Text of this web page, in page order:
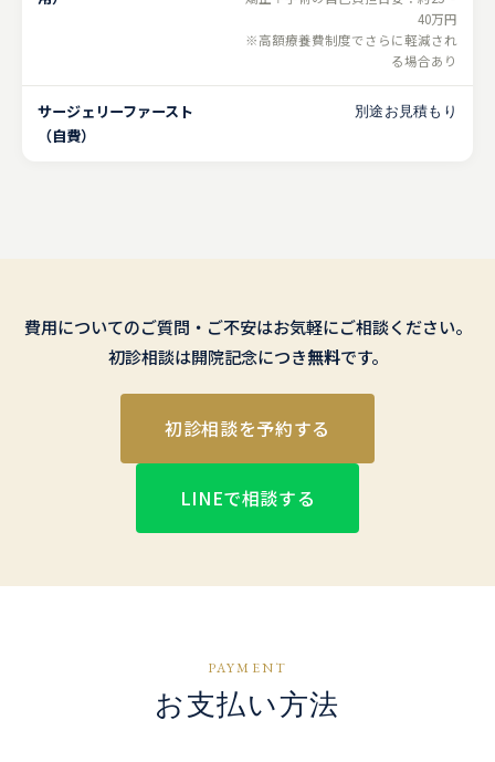
40万円
※高額療養費制度でさらに軽減され
る場合あり
サージェリーファースト
（自費）
別途お見積もり
費用についてのご質問・ご不安はお気軽にご相談ください。
初診相談は開院記念につき無料です。
初診相談を予約する
LINEで相談する
PAYMENT
お支払い方法